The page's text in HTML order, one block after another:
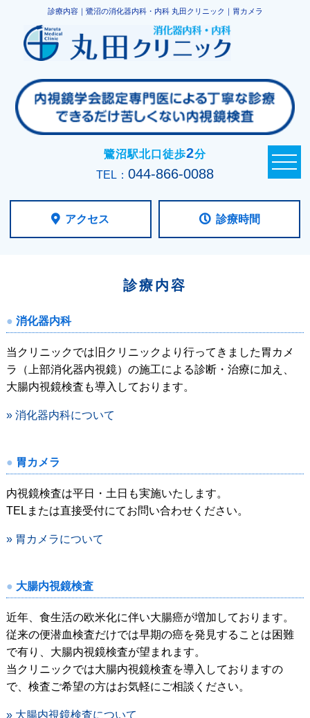
診療内容｜鷺沼の消化器内科・内科 丸田クリニック｜胃カメラ
鷺沼駅北口徒歩2分
TEL： 044-866-0088
アクセス 診療時間
診療内容
消化器内科
当クリニックでは旧クリニックより行ってきました胃カメ
ラ（上部消化器内視鏡）の施工による診断・治療に加え、
大腸内視鏡検査も導入しております。
» 消化器内科について
胃カメラ
内視鏡検査は平日・土日も実施いたします。
TELまたは直接受付にてお問い合わせください。
» 胃カメラについて
大腸内視鏡検査
近年、食生活の欧米化に伴い大腸癌が増加しております。
従来の便潜血検査だけでは早期の癌を発見することは困難
で有り、大腸内視鏡検査が望まれます。
当クリニックでは大腸内視鏡検査を導入しておりますの
で、検査ご希望の方はお気軽にご相談ください。
» 大腸内視鏡検査について